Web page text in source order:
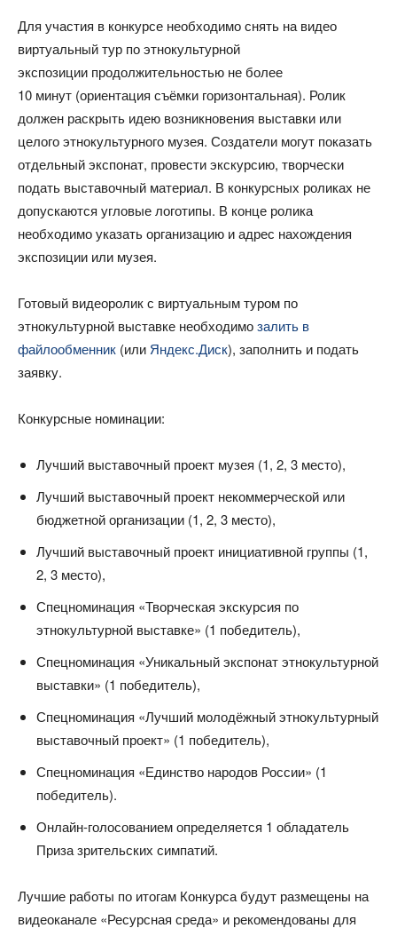
Для участия в конкурсе необходимо снять на видео
виртуальный тур по этнокультурной
экспозиции продолжительностью не более
10 минут (ориентация съёмки горизонтальная). Ролик
должен раскрыть идею возникновения выставки или
целого этнокультурного музея. Создатели могут показать
отдельный экспонат, провести экскурсию, творчески
подать выставочный материал. В конкурсных роликах не
допускаются угловые логотипы. В конце ролика
необходимо указать организацию и адрес нахождения
экспозиции или музея.
Готовый видеоролик с виртуальным туром по
этнокультурной выставке необходимозалить в
файлообменник (или Яндекс.Диск), заполнить и подать
заявку.
Конкурсные номинации:
Лучший выставочный проект музея (1, 2, 3 место),
Лучший выставочный проект некоммерческой или
бюджетной организации (1, 2, 3 место),
Лучший выставочный проект инициативной группы (1,
2, 3 место),
Спецноминация «Творческая экскурсия по
этнокультурной выставке» (1 победитель),
Спецноминация «Уникальный экспонат этнокультурной
выставки» (1 победитель),
Спецноминация «Лучший молодёжный этнокультурный
выставочный проект» (1 победитель),
Спецноминация «Единство народов России» (1
победитель).
Онлайн-голосованием определяется 1 обладатель
Приза зрительских симпатий.
Лучшие работы по итогам Конкурса будут размещены на
видеоканале «Ресурсная среда» и рекомендованы для